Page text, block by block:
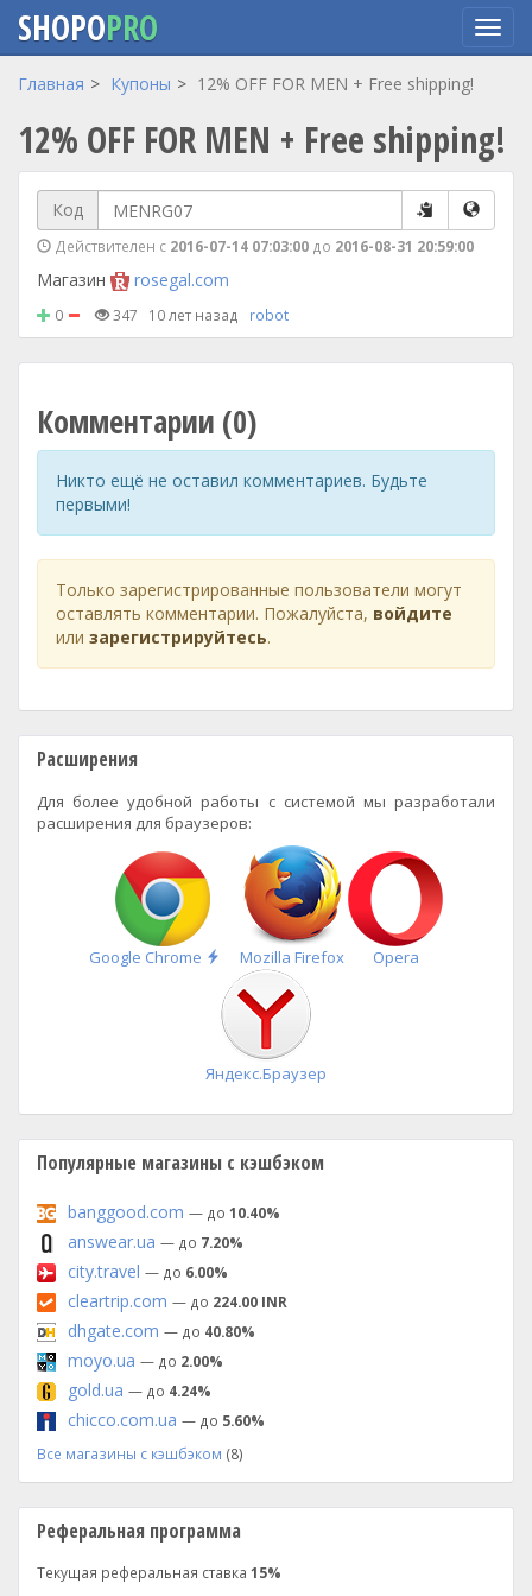
Перейти
основному
содержанию
SHOPOPRO
Главная Купоны 12% OFF FOR MEN + Free shipping!
12% OFF FOR MEN + Free shipping!
Код
Действителен с 2016-07-14 07:03:00 до 2016-08-31 20:59:00
Магазин rosegal.com
0 347 10 лет назад robot
Комментарии (0)
Никто ещё не оставил комментариев. Будьте
первыми!
Только зарегистрированные пользователи могут
оставлять комментарии. Пожалуйста, войдите
или зарегистрируйтесь.
Расширения
Для более удобной работы с системой мы разработали
расширения для браузеров:
Google Chrome
Быстрая
установка
Mozilla Firefox Opera
Яндекс.Браузер
Популярные магазины с кэшбэком
banggood.com — до 10.40%
answear.ua — до 7.20%
city.travel — до 6.00%
cleartrip.com — до 224.00 INR
dhgate.com — до 40.80%
moyo.ua — до 2.00%
gold.ua — до 4.24%
chicco.com.ua — до 5.60%
Все магазины с кэшбэком (8)
Реферальная программа
Текущая реферальная ставка 15%